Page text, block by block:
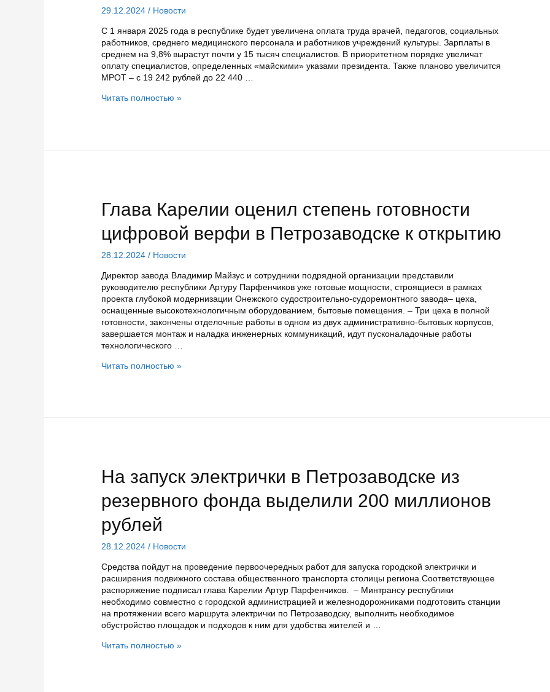
29.12.2024 / Новости
С 1 января 2025 года в республике будет увеличена оплата труда врачей, педагогов, социальных
работников, среднего медицинского персонала и работников учреждений культуры. Зарплаты в
среднем на 9,8% вырастут почти у 15 тысяч специалистов. В приоритетном порядке увеличат
оплату специалистов, определенных «майскими» указами президента. Также планово увеличится
МРОТ – с 19 242 рублей до 22 440 …
У
Читать полностью »
Глава Карелии оценил степень готовности
цифровой верфи в Петрозаводске к открытию
28.12.2024 / Новости
Директор завода Владимир Майзус и сотрудники подрядной организации представили
руководителю республики Артуру Парфенчиков уже готовые мощности, строящиеся в рамках
проекта глубокой модернизации Онежского судостроительно-судоремонтного завода– цеха,
оснащенные высокотехнологичным оборудованием, бытовые помещения. – Три цеха в полной
готовности, закончены отделочные работы в одном из двух административно-бытовых корпусов,
завершается монтаж и наладка инженерных коммуникаций, идут пусконаладочные работы
технологического …
Глава
к
открытию
Читать полностью »
На запуск электрички в Петрозаводске из
резервного фонда выделили 200 миллионов
рублей
28.12.2024 / Новости
Средства пойдут на проведение первоочередных работ для запуска городской электрички и
расширения подвижного состава общественного транспорта столицы региона.Соответствующее
распоряжение подписал глава Карелии Артур Парфенчиков. – Минтрансу республики
необходимо совместно с городской администрацией и железнодорожниками подготовить станции
на протяжении всего маршрута электрички по Петрозаводску, выполнить необходимое
обустройство площадок и подходов к ним для удобства жителей и …
На
Читать полностью »